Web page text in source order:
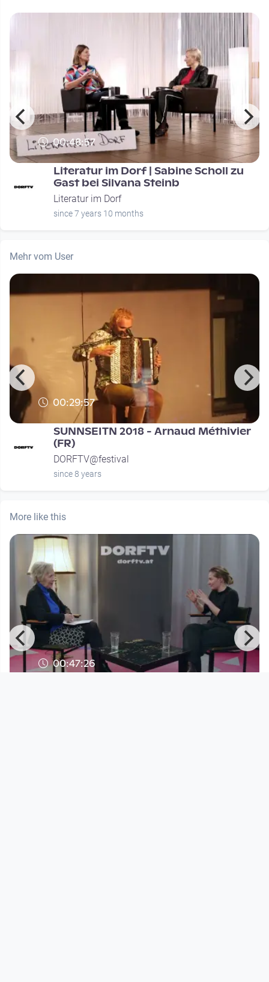
00:48:57
Literatur im Dorf | Sabine Scholl zu
Gast bei Silvana Steinb
Literatur im Dorf
since 7 years 10 months
Mehr vom User
00:29:57
SUNNSEITN 2018 - Arnaud Méthivier
(FR)
DORFTV@festival
since 8 years
More like this
00:47:26